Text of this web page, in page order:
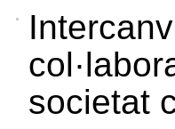
societat